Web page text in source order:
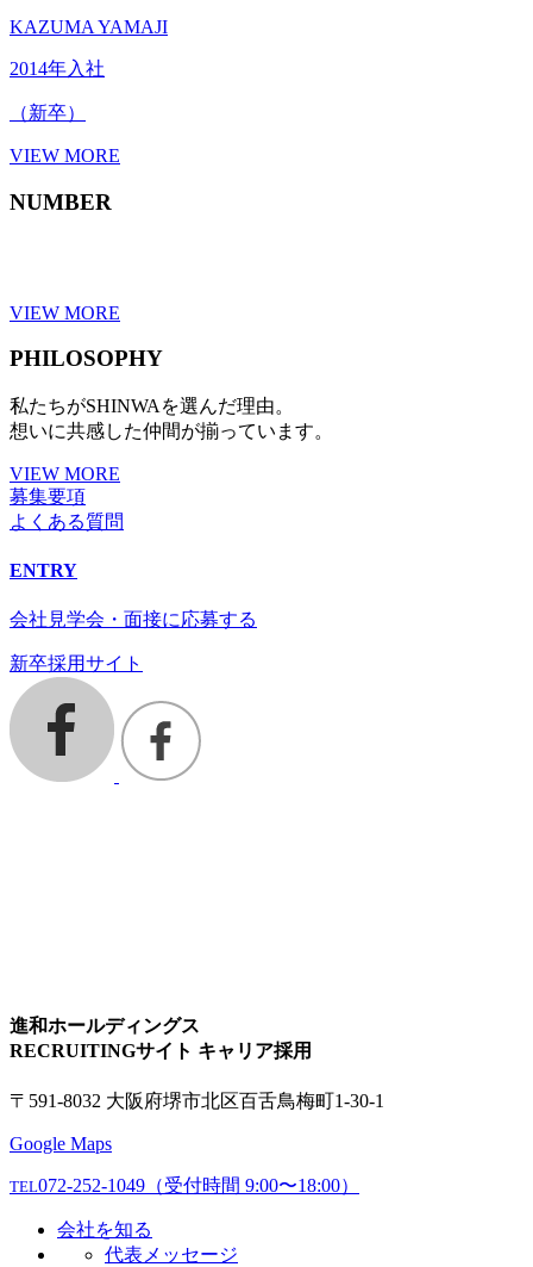
KAZUMA YAMAJI
2014年入社
（新卒）
VIEW MORE
NUMBER
VIEW MORE
PHILOSOPHY
私たちがSHINWAを選んだ理由。
想いに共感した仲間が揃っています。
VIEW MORE
募集要項
よくある質問
ENTRY
会社見学会・面接に応募する
新卒採用サイト
進和ホールディングス
RECRUITINGサイト キャリア採用
〒591-8032 大阪府堺市北区百舌鳥梅町1-30-1
Google Maps
TEL072-252-1049 （受付時間 9:00〜18:00）
会社を知る
代表メッセージ